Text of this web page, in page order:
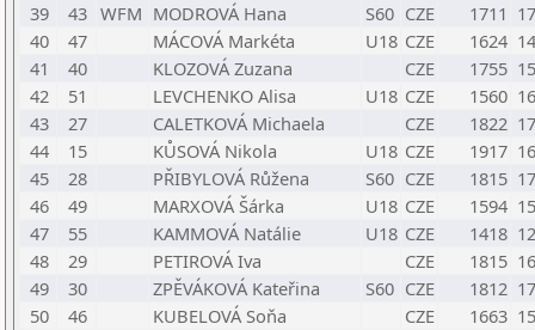
39
43 WFM MODROVÁ Hana S60 CZE 1711
40
47 MÁCOVÁ Markéta U18 CZE 1624
41
40 KLOZOVÁ Zuzana CZE 1755
42
51 LEVCHENKO Alisa U18 CZE 1560
43
27 CALETKOVÁ Michaela CZE 1822
44
15 KŮSOVÁ Nikola U18 CZE 1917
45
28 PŘIBYLOVÁ Růžena S60 CZE 1815
46
49 MARXOVÁ Šárka U18 CZE 1594
47
55 KAMMOVÁ Natálie U18 CZE 1418
48
29 PETIROVÁ Iva CZE 1815
49
30 ZPĚVÁKOVÁ Kateřina S60 CZE 1812
50
46 KUBELOVÁ Soňa CZE 1663